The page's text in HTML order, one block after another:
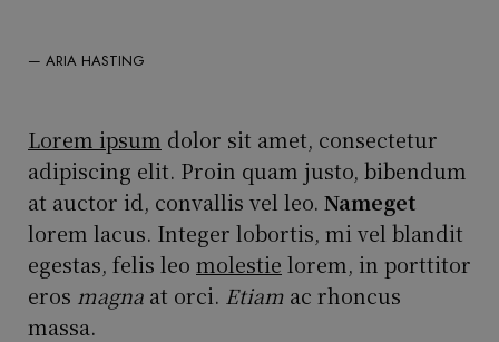
— ARIA HASTING
Lorem ipsum dolor sit amet, consectetur
adipiscing elit. Proin quam justo, bibendum
at auctor id, convallis vel leo. Nameget
lorem lacus. Integer lobortis, mi vel blandit
egestas, felis leo molestie lorem, in porttitor
eros magna at orci. Etiam ac rhoncus
massa.